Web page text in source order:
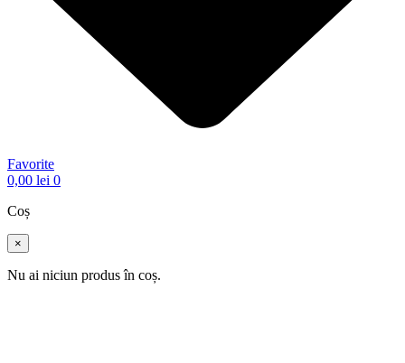
Favorite
0,00 lei 0
Coș
×
Nu ai niciun produs în coș.